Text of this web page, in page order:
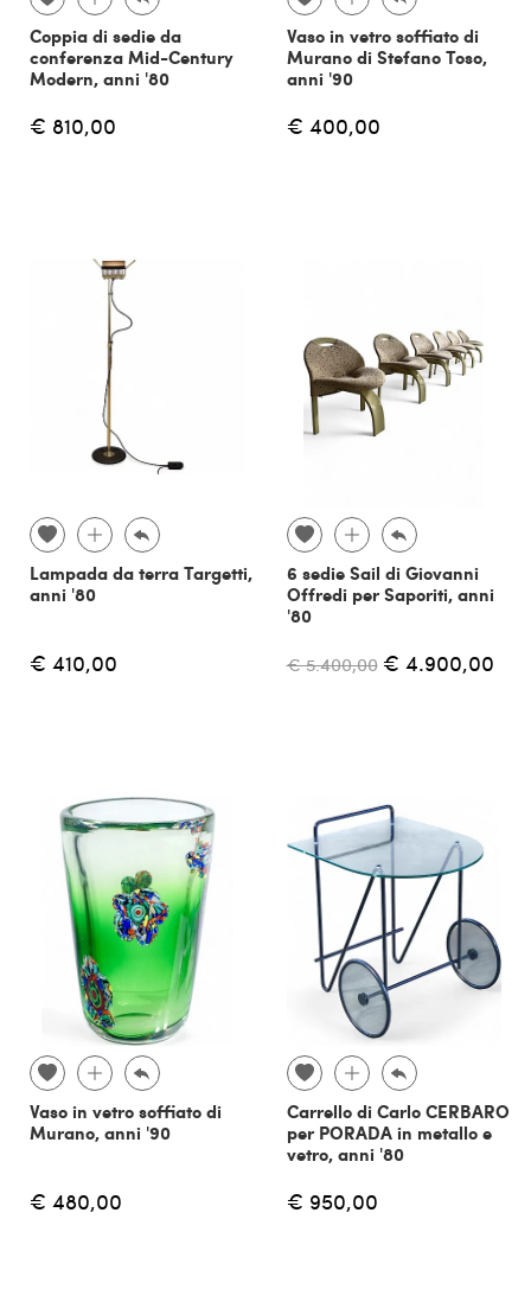
Coppia di sedie da
conferenza Mid-Century
Modern, anni '80
€ 810,00
Vaso in vetro soffiato di
Murano di Stefano Toso,
anni '90
€ 400,00
Lampada da terra Targetti,
anni '80
€ 410,00
6 sedie Sail di Giovanni
Offredi per Saporiti, anni
'80
€ 5.400,00 € 4.900,00
Vaso in vetro soffiato di
Murano, anni '90
€ 480,00
Carrello di Carlo CERBARO
per PORADA in metallo e
vetro, anni '80
€ 950,00